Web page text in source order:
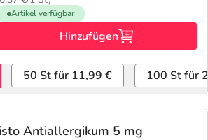
Artikel verfügbar
Hinzufügen
50 St für 11,99 € 100 St für
Antiallergikum 5 mg